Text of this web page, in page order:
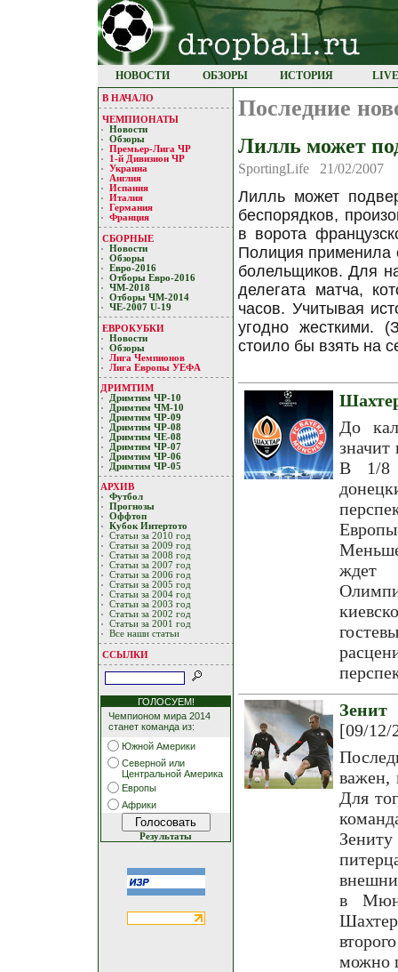
НОВОСТИ ОБЗОРЫ ИСТОРИЯ
В НАЧАЛО
ЧЕМПИОНАТЫ
Новости
Обзоры
Премьер-Лигa ЧР
1-й Дивизион ЧР
Украина
Англия
Испания
Италия
Германия
Франция
СБОРНЫЕ
Новости
Обзоры
Евро-2016
Отборы Евро-2016
ЧМ-2018
Отборы ЧМ-2014
ЧЕ-2007 U-19
ЕВРОКУБКИ
Новости
Обзоры
Лигa Чемпиoнoв
Лига Европы УЕФA
ДРИМТИМ
Дримтим ЧР-10
Дримтим ЧМ-10
Дримтим ЧР-09
Дримтим ЧР-08
Дримтим ЧЕ-08
Дримтим ЧР-07
Дримтим ЧР-06
Дримтим ЧР-05
АРХИВ
Футбол
Прогнозы
Оффтоп
Кубoк Интертoтo
Статьи за 2010 год
Статьи за 2009 год
Статьи за 2008 год
Статьи за 2007 год
Статьи за 2006 год
Статьи за 2005 год
Статьи за 2004 год
Статьи за 2003 год
Статьи за 2002 год
Статьи за 2001 год
Все наши статьи
ССЫЛКИ
ГОЛОСУЕМ!
Чемпионом мира 2014
станет команда из:
Южной Америки
Северной или
Центральной Америка
Европы
Африки
Результаты
Последние
Лилль может
SportingLife 21/02/2007
Лилль может
беспорядков,
в ворота
Полиция применила
болельщиков. Для
делегата матча,
часов. Учитывая
угодно жесткими.
стоило бы взять на
До
В 1/8
ждет
[09/12/
важен,
Для
в
можно